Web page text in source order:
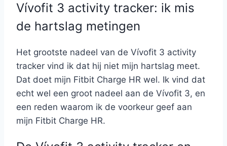
Vívofit 3 activity tracker: ik mis
de hartslag metingen
Het grootste nadeel van de Vívofit 3 activity
tracker vind ik dat hij niet mijn hartslag meet.
Dat doet mijn Fitbit Charge HR wel. Ik vind dat
echt wel een groot nadeel aan de Vívofit 3, en
een reden waarom ik de voorkeur geef aan
mijn Fitbit Charge HR.